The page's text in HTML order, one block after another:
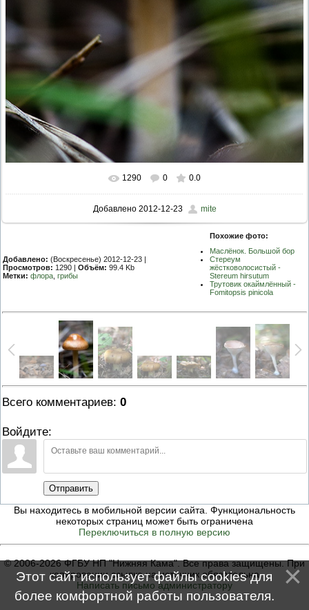
1290 0 0.0
Добавлено2012-12-23 mite
Добавлено: (Воскресенье) 2012-12-23 |
Просмотров: 1290 | Объём: 99.4 Kb
Метки: флора грибы
Похожие фото:
Маслёнок. Большой бор
Стереум
жёстковолосистый -
Stereum hirsutum
Трутовик окаймлённый -
Fomitopsis pinicola
Всего комментариев: 0
Войдите:
Отправить
Вы находитесь в мобильной версии сайта. Функциональность
некоторых страниц может быть ограничена
Переключиться в полную версию
© 2006-2026 ФГБУ НП "Нижняя Кама". Все права защищены. При
копировании ссылка на источник обязательна
Написать письмо администратору
Этот сайт использует файлы cookies для
более комфортной работы пользователя.